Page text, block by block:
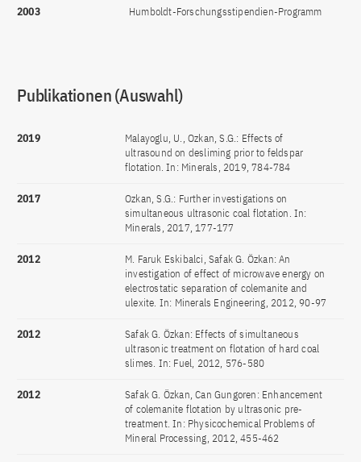
2003 Humboldt-Forschungsstipendien-Programm
Publikationen (Auswahl)
2019
Malayoglu, U., Ozkan, S.G.: Effects of
ultrasound on desliming prior to feldspar
flotation. In: Minerals, 2019, 784-784
2017
Ozkan, S.G.: Further investigations on
simultaneous ultrasonic coal flotation. In:
Minerals, 2017, 177-177
2012
M. Faruk Eskibalci, Safak G. Özkan: An
investigation of effect of microwave energy on
electrostatic separation of colemanite and
ulexite. In: Minerals Engineering, 2012, 90-97
2012
Safak G. Özkan: Effects of simultaneous
ultrasonic treatment on flotation of hard coal
slimes. In: Fuel, 2012, 576-580
2012
Safak G. Özkan, Can Gungoren: Enhancement
of colemanite flotation by ultrasonic pre-
treatment. In: Physicochemical Problems of
Mineral Processing, 2012, 455-462